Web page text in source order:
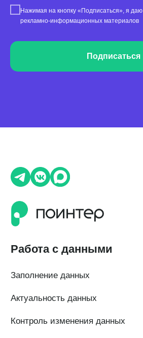
Нажимая на кнопку «Подписаться», я даю
рекламно-информационных материалов
Подписаться